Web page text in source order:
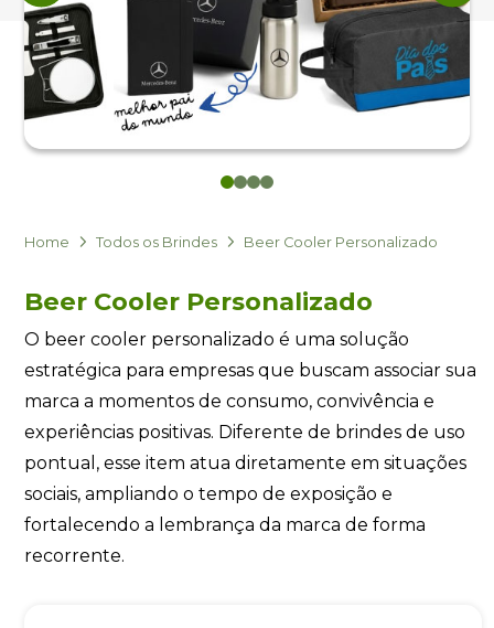
01 23
Home Todos os Brindes Beer Cooler Personalizado
Beer Cooler Personalizado
O beer cooler personalizado é uma solução
estratégica para empresas que buscam associar sua
marca a momentos de consumo, convivência e
experiências positivas. Diferente de brindes de uso
pontual, esse item atua diretamente em situações
sociais, ampliando o tempo de exposição e
fortalecendo a lembrança da marca de forma
recorrente.
+55
Eu concordo em receber comunicações.
sua privacidade, utilizaremos seus dados apenas para fins
Iniciar conversa